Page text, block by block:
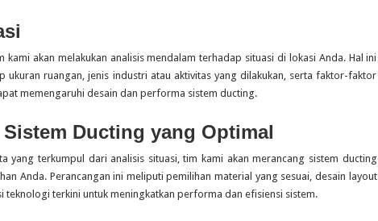
kami akan melakukan analisis mendalam terhadap situasi di lokasi Anda. Hal ini
ukuran ruangan, jenis industri atau aktivitas yang dilakukan, serta faktor-faktor
memengaruhi desain dan performa sistem ducting.
Ducting yang Optimal
yang terkumpul dari analisis situasi, tim kami akan merancang sistem ducting
Anda. Perancangan ini meliputi pemilihan material yang sesuai, desain layout
teknologi terkini untuk meningkatkan performa dan efisiensi sistem.